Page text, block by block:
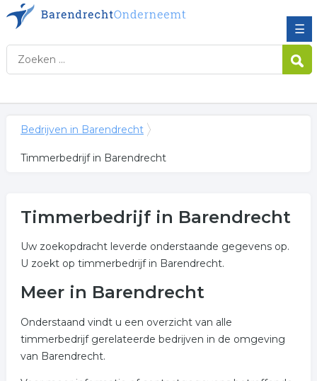
☰
Bedrijven in Barendrecht
Timmerbedrijf in Barendrecht
Timmerbedrijf in Barendrecht
Uw zoekopdracht leverde onderstaande gegevens op.
U zoekt op timmerbedrijf in Barendrecht.
Meer in Barendrecht
Onderstaand vindt u een overzicht van alle
timmerbedrijf gerelateerde bedrijven in de omgeving
van Barendrecht.